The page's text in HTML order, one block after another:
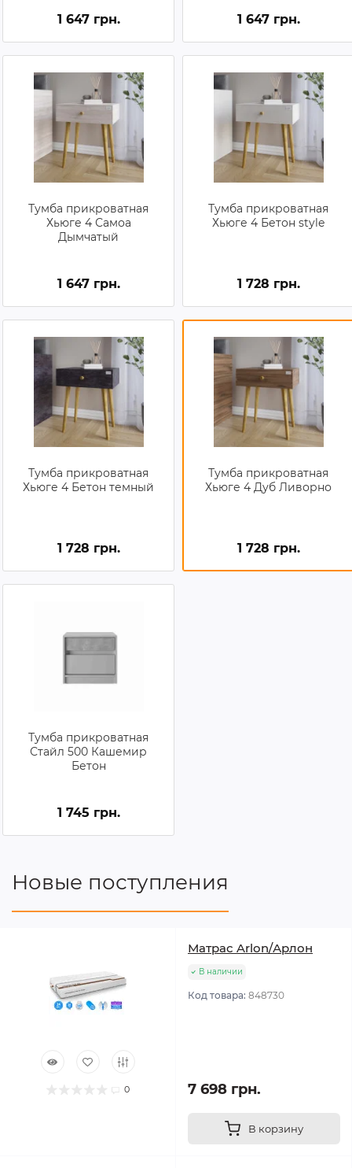
1 647 грн. 1 647 грн.
Тумба прикроватная
Хьюге 4 Самоа
Дымчатый
1 647 грн.
Тумба прикроватная
Хьюге 4 Бетон style
1 728 грн.
Тумба прикроватная
Хьюге 4 Бетон темный
1 728 грн.
Тумба прикроватная
Хьюге 4 Дуб Ливорно
1 728 грн.
Тумба прикроватная
Стайл 500 Кашемир
Бетон
1 745 грн.
Новые поступления
0
Матрас Arlon/Арлон
В наличии
Код товара: 848730
7 698 грн.
В корзину